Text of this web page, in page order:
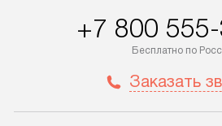
+7 800
Бесплатно по
Заказать